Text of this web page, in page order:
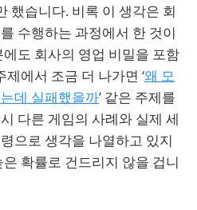
했습니다. 비록 이 생각은 회
수행하는 과정에서 한 것이
도 회사의 영업 비밀을 포함
에서 조금 더 나가면 ‘왜 모
데 실패했을까’ 같은 주제를
다른 게임의 사례와 실제 세
으로 생각을 나열하고 있지
확률로 건드리지 않을 겁니